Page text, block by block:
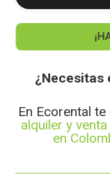
¿Necesitas
En Ecorental
alquiler y
en